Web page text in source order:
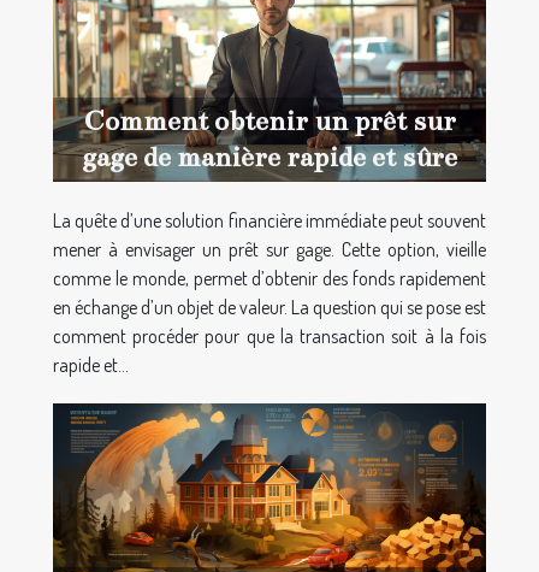
Comment obtenir un prêt sur
gage de manière rapide et sûre
La quête d’une solution financière immédiate peut souvent
mener à envisager un prêt sur gage. Cette option, vieille
comme le monde, permet d’obtenir des fonds rapidement
en échange d’un objet de valeur. La question qui se pose est
comment procéder pour que la transaction soit à la fois
rapide et...